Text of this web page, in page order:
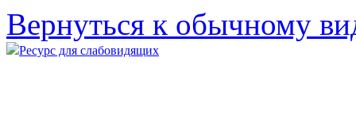
Вернуться к обычному
Ресурс для слабовидящих